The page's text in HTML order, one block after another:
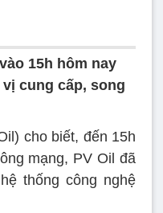
15h hôm nay
cung cấp, song
cho biết, đến 15h
mạng, PV Oil đã
thống công nghệ